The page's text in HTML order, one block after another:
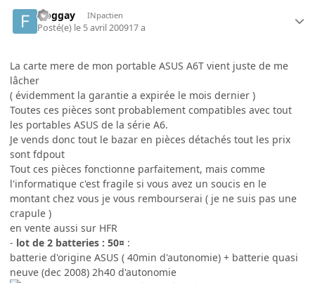
froggay INpactien
Posté(e) le 5 avril 200917 a
La carte mere de mon portable ASUS A6T vient juste de me
lâcher
( évidemment la garantie a expirée le mois dernier )
Toutes ces pièces sont probablement compatibles avec tout
les portables ASUS de la série A6.
Je vends donc tout le bazar en pièces détachés tout les prix
sont fdpout
Tout ces pièces fonctionne parfaitement, mais comme
l'informatique c'est fragile si vous avez un soucis en le
montant chez vous je vous rembourserai ( je ne suis pas une
crapule )
en vente aussi sur HFR
- lot de 2 batteries : 50¤ :
batterie d'origine ASUS ( 40min d'autonomie) + batterie quasi
neuve (dec 2008) 2h40 d'autonomie